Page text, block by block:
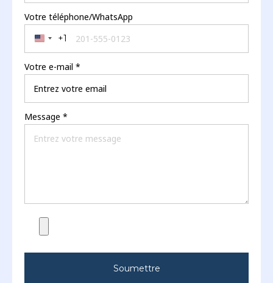
Votre téléphone/WhatsApp
United States +1
+1
Votre e-mail *
Message *
Soumettre